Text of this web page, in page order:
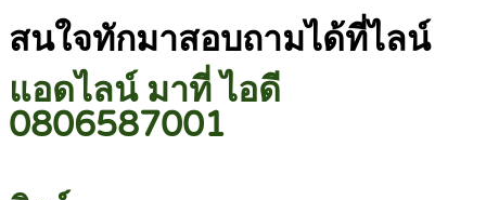
สนใจทักมาสอบถามได้ที่ไลน์
แอดไลน์ มาที่ ไอดี
0806587001